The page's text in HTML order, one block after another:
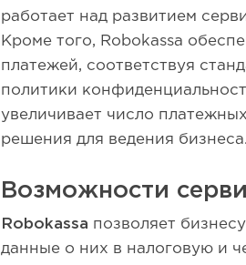
работает над развитием
Кроме того, Robokassa
платежей, соответствуя
политики
увеличивает число
решения для ведения бизнеса.
Возможности
Robokassa позволяет
данные о них в налоговую и